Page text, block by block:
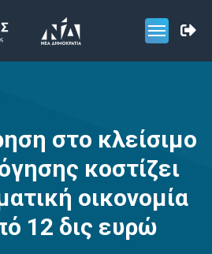
στο κλείσιμο
κοστίζει
οικονομία
12 δις ευρώ